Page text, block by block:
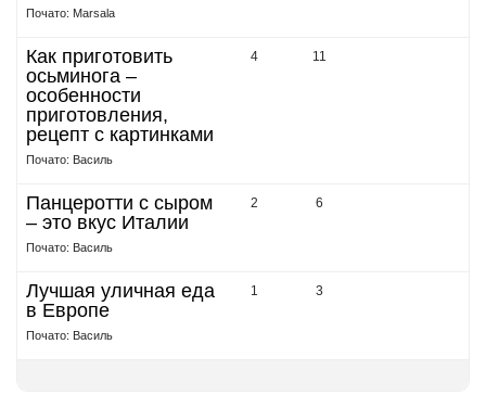
Почато: Marsala
Как приготовить
осьминога –
особенности
приготовления,
рецепт с картинками
Почато: Василь
4 11
Панцеротти с сыром
– это вкус Италии
Почато: Василь
2 6
Лучшая уличная еда
в Европе
Почато: Василь
1 3